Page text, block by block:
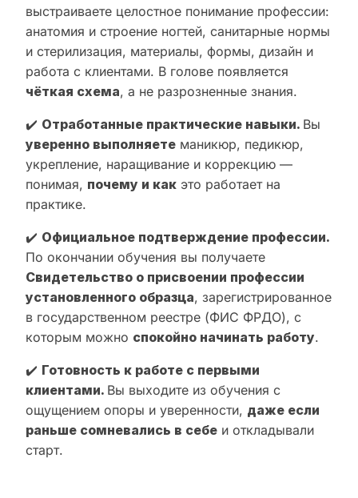
выстраиваете целостное понимание профессии:
анатомия и строение ногтей, санитарные нормы
и стерилизация, материалы, формы, дизайн и
работа с клиентами. В голове появляется
чёткая схема, а не разрозненные знания.
✔️ Отработанные практические навыки. Вы
уверенно выполняете маникюр, педикюр,
укрепление, наращивание и коррекцию —
понимая, почему и как это работает на
практике.
✔️ Официальное подтверждение профессии.
По окончании обучения вы получаете
Свидетельство о присвоении профессии
установленного образца, зарегистрированное
в государственном реестре (ФИС ФРДО), с
которым можно спокойно начинать работу.
✔️ Готовность к работе с первыми
клиентами. Вы выходите из обучения с
ощущением опоры и уверенности, даже если
раньше сомневались в себе и откладывали
старт.